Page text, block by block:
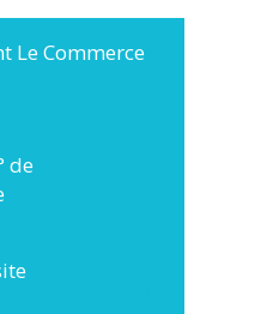
Le Commerce
de